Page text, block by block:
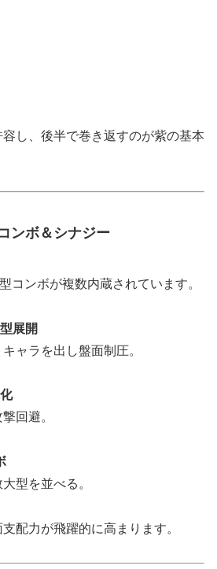
し、後半で巻き返すのが紫の基本
ンボ＆シナジー
コンボが複数内蔵されています。
展開
ャラを出し盤面制圧。
回避。
型を並べる。
配力が飛躍的に高まります。